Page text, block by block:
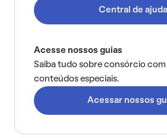
Central de ajuda
Acesse nossos guias
Saiba tudo sobre consórcio com
conteúdos especiais.
Acessar nossos